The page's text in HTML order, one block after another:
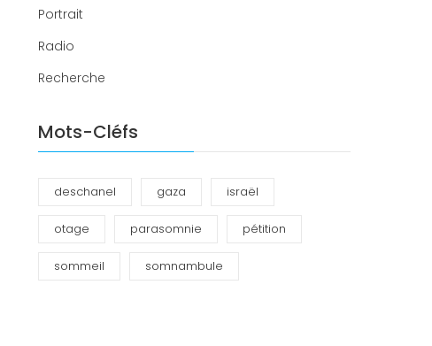
Portrait
Radio
Recherche
Mots-Cléfs
deschanel gaza israël
otage parasomnie pétition
sommeil somnambule